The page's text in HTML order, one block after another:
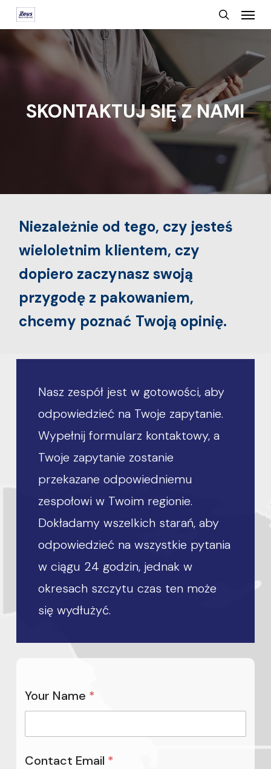
Skip
to
search
Menu
SKONTAKTUJ SIĘ Z NAMI
Niezależnie od tego, czy jesteś
wieloletnim klientem, czy
dopiero zaczynasz swoją
przygodę z pakowaniem,
chcemy poznać Twoją opinię.
Nasz zespół jest w gotowości, aby
odpowiedzieć na Twoje zapytanie.
Wypełnij formularz kontaktowy, a
Twoje zapytanie zostanie
przekazane odpowiedniemu
zespołowi w Twoim regionie.
Dokładamy wszelkich starań, aby
odpowiedzieć na wszystkie pytania
w ciągu 24 godzin, jednak w
okresach szczytu czas ten może
się wydłużyć.
Your Name *
Contact Email *